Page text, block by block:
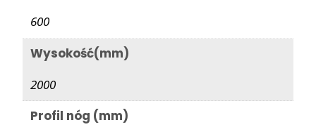
600
Wysokość(mm)
2000
Profil nóg (mm)